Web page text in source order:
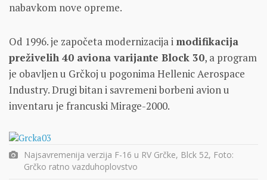
nabavkom nove opreme.
Od 1996. je započeta modernizacija i modifikacija
preživelih 40 aviona varijante Block 30, a program
je obavljen u Grčkoj u pogonima Hellenic Aerospace
Industry. Drugi bitan i savremeni borbeni avion u
inventaru je francuski Mirage-2000.
Najsavremenija verzija F-16 u RV Grčke, Blck 52, Foto:
Grčko ratno vazduhoplovstvo